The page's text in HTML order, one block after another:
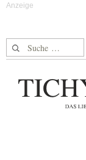
Suche nach: